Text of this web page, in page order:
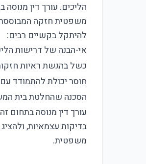
הליכים. עורך דין מנוסה
משפטית חזקה המבוססת
להיתקל בקשיים רבים:
אי-הבנה של דרישות
כשל בהגשת ראיות
חוסר יכולת להתמודד
הסכנה שהחלטת בית
עורך דין מנוסה בתחום
בדיקות עצמאיות,
משפטית.